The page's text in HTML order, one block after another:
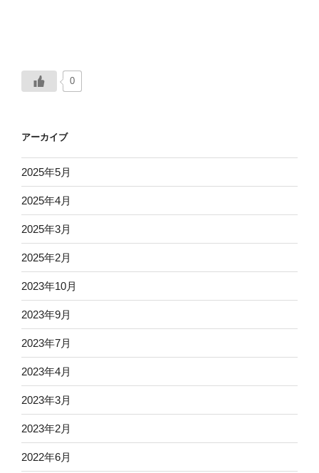
0
アーカイブ
2025年5月
2025年4月
2025年3月
2025年2月
2023年10月
2023年9月
2023年7月
2023年4月
2023年3月
2023年2月
2022年6月